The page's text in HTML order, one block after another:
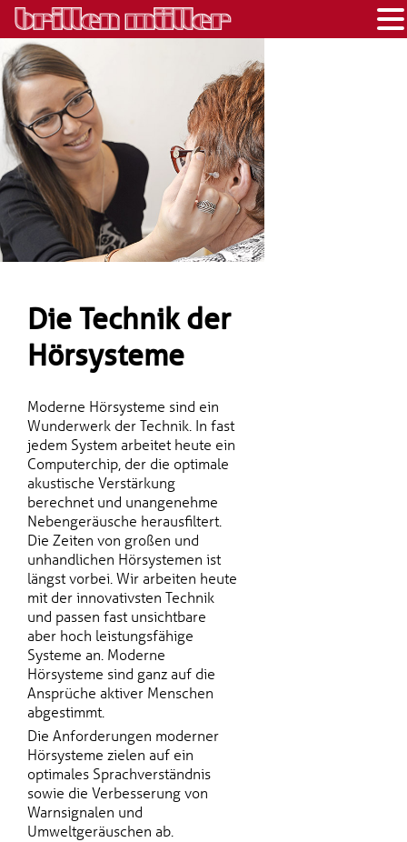
Die Technik der
Hörsysteme
Moderne Hörsysteme sind ein
Wunderwerk der Technik. In fast
jedem System arbeitet heute ein
Computerchip, der die optimale
akustische Verstärkung
berechnet und unangenehme
Nebengeräusche herausfiltert.
Die Zeiten von großen und
unhandlichen Hörsystemen ist
längst vorbei. Wir arbeiten heute
mit der innovativsten Technik
und passen fast unsichtbare
aber hoch leistungsfähige
Systeme an. Moderne
Hörsysteme sind ganz auf die
Ansprüche aktiver Menschen
abgestimmt.
Die Anforderungen moderner
Hörsysteme zielen auf ein
optimales Sprachverständnis
sowie die Verbesserung von
Warnsignalen und
Umweltgeräuschen ab.